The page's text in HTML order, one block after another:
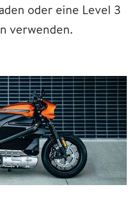
oder eine Level 3
verwenden.